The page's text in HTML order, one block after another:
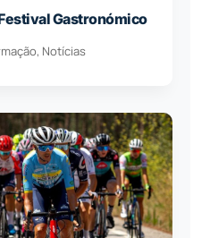
Gastronómico
, Notícias